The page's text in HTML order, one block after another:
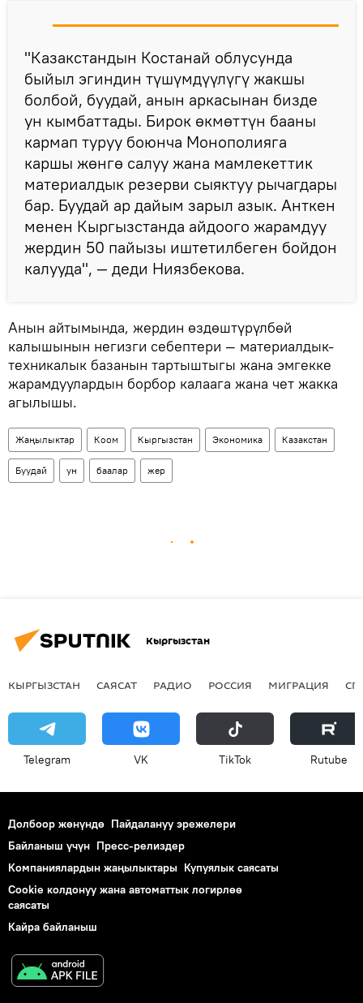
"Казакстандын Костанай облусунда
быйыл эгиндин түшүмдүүлүгү жакшы
болбой, буудай, анын аркасынан бизде
ун кымбаттады. Бирок өкмөттүн бааны
кармап туруу боюнча Монополияга
каршы жөнгө салуу жана мамлекеттик
материалдык резерви сыяктуу рычагдары
бар. Буудай ар дайым зарыл азык. Анткен
менен Кыргызстанда айдоого жарамдуу
жердин 50 пайызы иштетилбеген бойдон
калууда", — деди Ниязбекова.
Анын айтымында, жердин өздөштүрүлбөй
калышынын негизги себептери — материалдык-
техникалык базанын тартыштыгы жана эмгекке
жарамдуулардын борбор калаага жана чет жакка
агылышы.
Жаңылыктар Коом Кыргызстан Экономика Казакстан
Буудай ун баалар жер
Кыргызстан
КЫРГЫЗСТАН САЯСАТ РАДИО РОССИЯ МИГРАЦИЯ
Telegram VK ТikТоk Rutube
Долбоор жөнүндө Пайдалануу эрежелери
Байланыш үчүн Пресс-релиздер
Компаниялардын жаңылыктары Купуялык саясаты
Cookie колдонуу жана автоматтык логирлөө
саясаты
Кайра байланыш